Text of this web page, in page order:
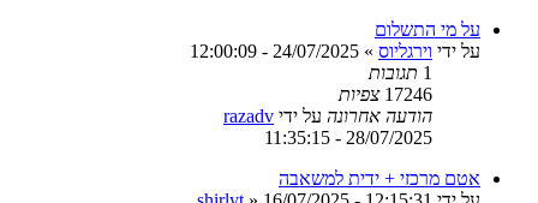
על מי התשלום
על ידי וירגליוס »
24/07/2025 - 12:00:09
1 תגובות
17246 צפיות
הודעה אחרונה על ידי razadv
28/07/2025 - 11:35:15
אטם מרכזי + ידית למשאבה